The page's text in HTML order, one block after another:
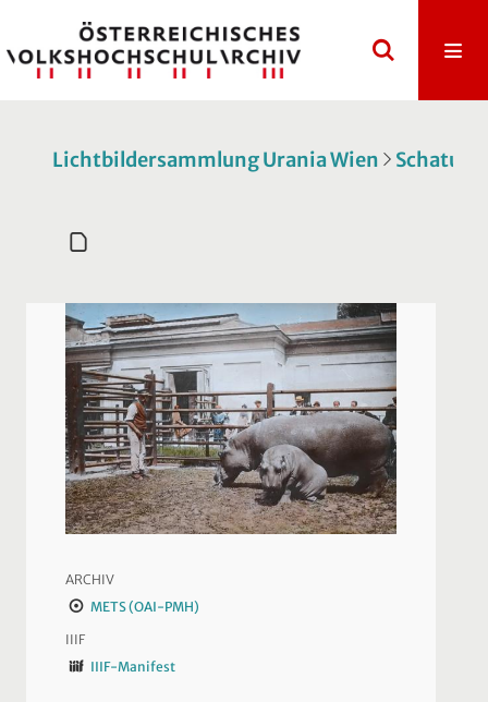
Lichtbildersammlung Urania Wien
ARCHIV
METS (OAI-PMH)
IIIF
IIIF-Manifest